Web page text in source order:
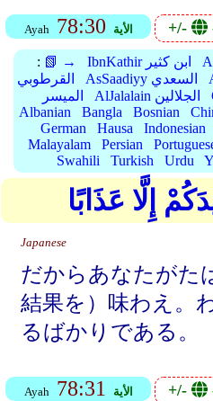
Ayah 78:30 الأية +/-
: 📗 → IbnKathir ابن كثير
القرطوبي
AsSaadiyy السعدي
الميسر
AlJalalain الجلالين
Albanian
Bangla Bosnian
German
Hausa Indonesian
Malayalam
Persian
Swahili
Turkish Urdu
إِلَّا عَذَابًا
Japanese
だからあなたがた
結果を）味わえ。
るばかりである。
Ayah 78:31 الأية +/-